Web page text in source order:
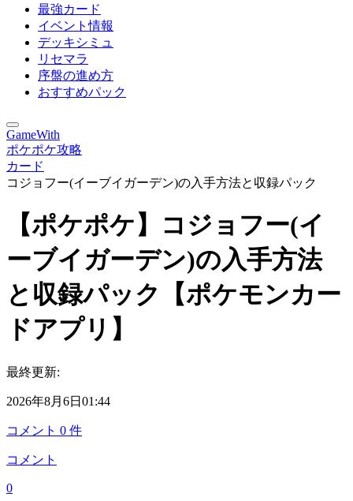
最強カード
イベント情報
デッキシミュ
リセマラ
序盤の進め方
おすすめパック
GameWith
ポケポケ攻略
カード
コジョフー(イーブイガーデン)の入手方法と収録パック
【ポケポケ】コジョフー(イ
ーブイガーデン)の入手方法
と収録パック【ポケモンカー
ドアプリ】
最終更新:
2026年8月6日01:44
コメント 0 件
コメント
0